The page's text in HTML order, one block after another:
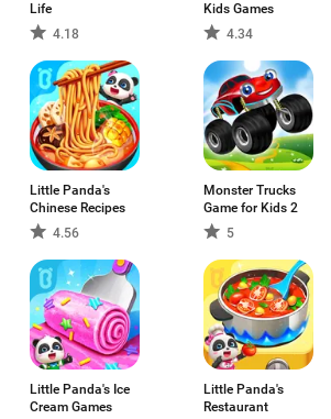
Life
4.18
Kids Games
4.34
Little Panda's
Chinese Recipes
4.56
Monster Trucks
Game for Kids 2
5
Little Panda's Ice
Cream Games
Little Panda's
Restaurant